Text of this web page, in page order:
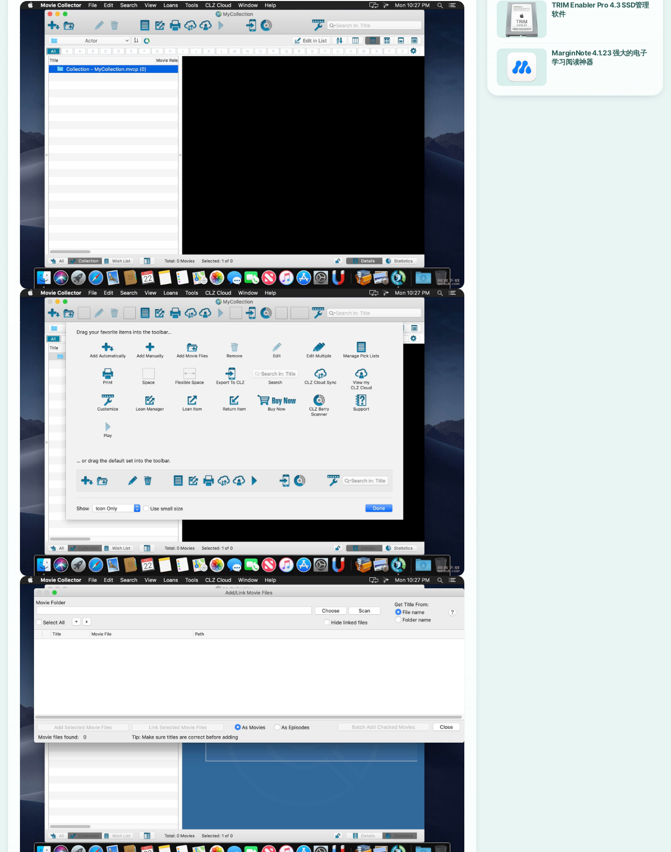
TRIM Enabler Pro 4.3 SSD管理
软件
MarginNote 4.1.23 强大的电子
学习阅读神器